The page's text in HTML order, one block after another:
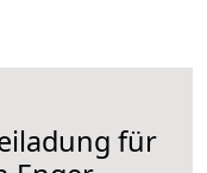
für